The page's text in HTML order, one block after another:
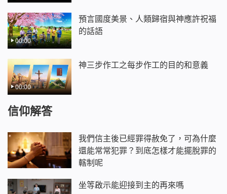
00:00
預言國度美景、人類歸宿與神應許祝福
的話語
00:00
神三步作工之每步作工的目的和意義
信仰解答
我們信主後已經罪得赦免了，可為什麼
還能常常犯罪？到底怎樣才能擺脫罪的
轄制呢
坐等啟示能迎接到主的再來嗎